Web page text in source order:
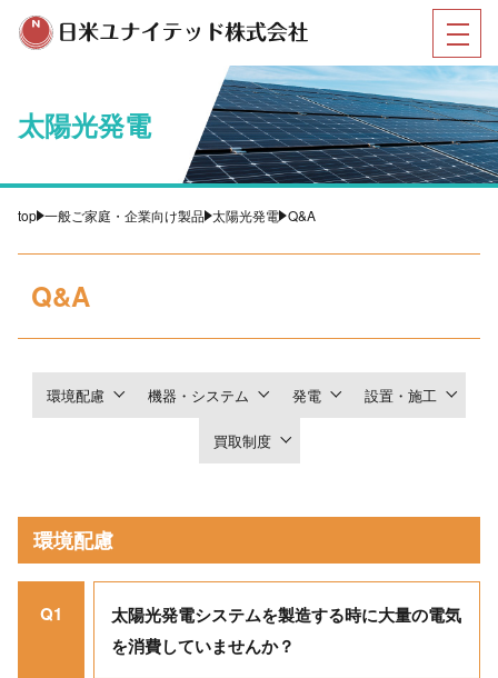
太陽光発電
top 一般ご家庭・企業向け製品 太陽光発電 Q&A
Q&A
環境配慮 機器・システム 発電 設置・施工
買取制度
環境配慮
Q1
太陽光発電システムを製造する時に大量の電気
を消費していませんか？